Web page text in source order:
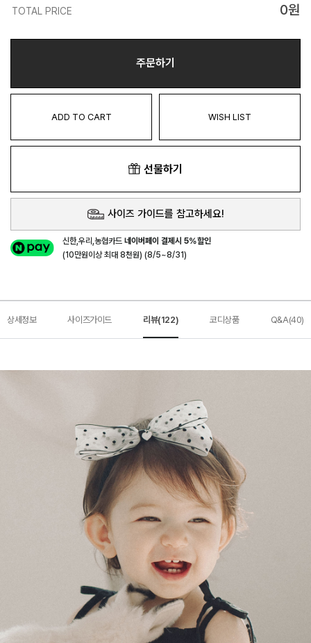
TOTAL PRICE 0원
주문하기
ADD TO CART WISH LIST
선물하기
사이즈 가이드를 참고하세요!
신한,우리,농협카드네이버페이 결제시 5%할인
(10만원이상 최대 8천원) (8/5~8/31)
상세정보 사이즈가이드 리뷰(122) 코디상품 Q&A(40)